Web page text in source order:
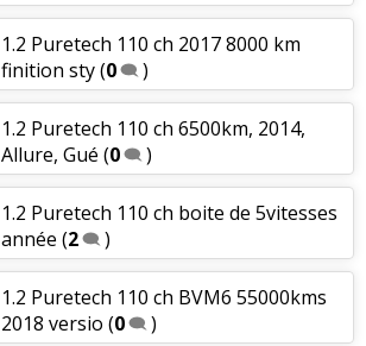
1.2 Puretech 110 ch 2017 8000 km
finition sty(0 )
1.2 Puretech 110 ch 6500km, 2014,
Allure, Gué (0 )
1.2 Puretech 110 ch boite de 5vitesses
année (2 )
1.2 Puretech 110 ch BVM6 55000kms
2018 versio (0 )